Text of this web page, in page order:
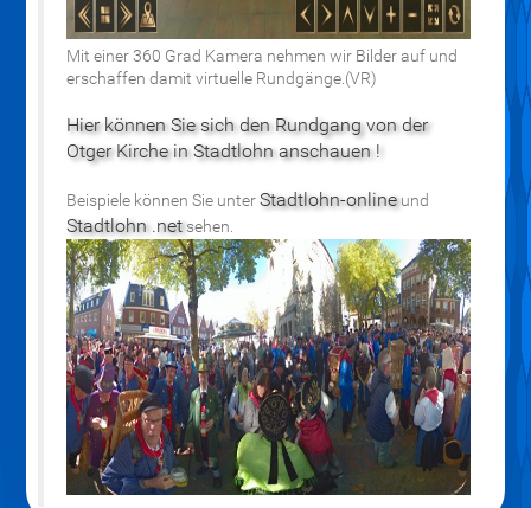
Mit einer 360 Grad Kamera nehmen wir Bilder auf und
erschaffen damit virtuelle Rundgänge.(VR)
Hier können Sie sich den Rundgang von der
Otger Kirche in Stadtlohn anschauen !
Beispiele können Sie unterStadtlohn-onlineund
Stadtlohn .netsehen.